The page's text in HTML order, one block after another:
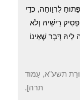
לִרְוָוחָה, כְּדֵי
רֵישֵׁיהּ וְלֹא
לֵיהּ דָּבָר שֶׁאֵינוֹ
תשע"א, עַמּוּד
תרה].